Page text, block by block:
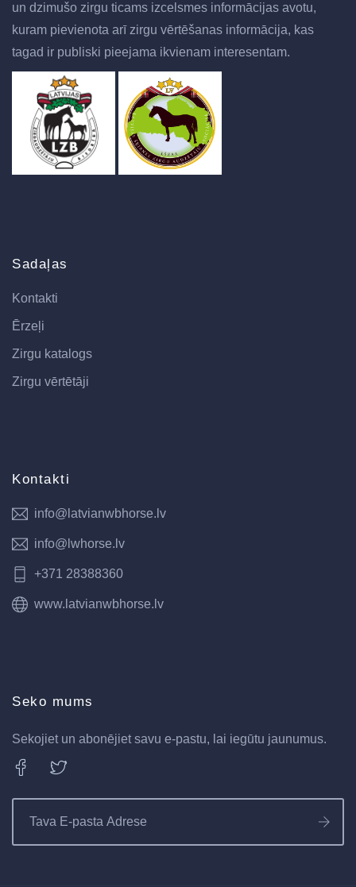
un dzimušo zirgu ticams izcelsmes informācijas avotu,
kuram pievienota arī zirgu vērtēšanas informācija, kas
tagad ir publiski pieejama ikvienam interesentam.
Sadaļas
Kontakti
Ērzeļi
Zirgu katalogs
Zirgu vērtētāji
Kontakti
info@latvianwbhorse.lv
info@lwhorse.lv
+371 28388360
www.latvianwbhorse.lv
Seko mums
Sekojiet un abonējiet savu e-pastu, lai iegūtu jaunumus.